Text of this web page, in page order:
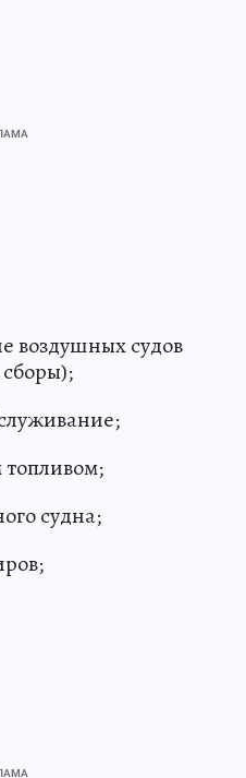
воздушных судов
судна;